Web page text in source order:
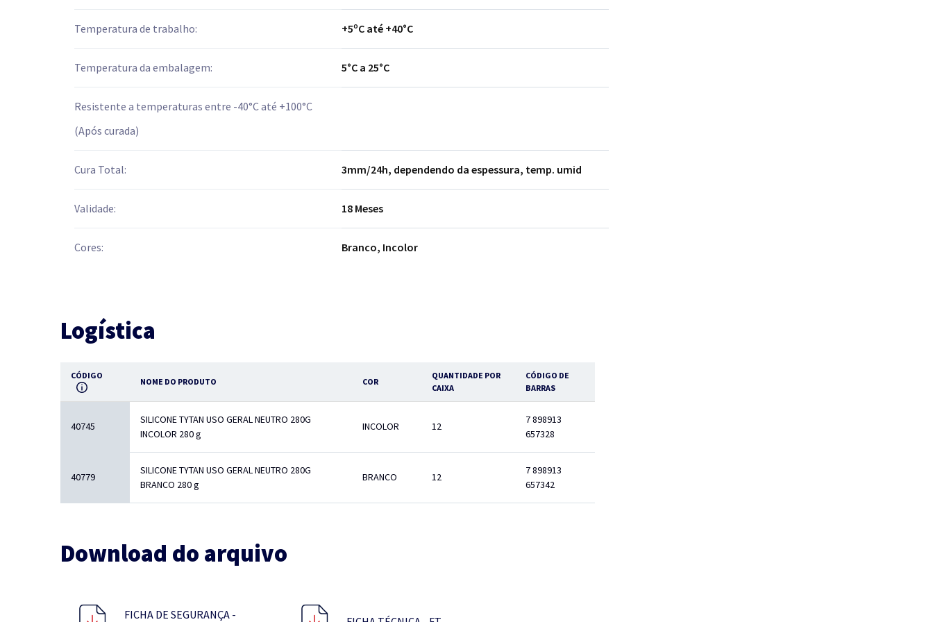
Temperatura de trabalho: +5ºC até +40°C
Temperatura da embalagem: 5°C a 25°C
Resistente a temperaturas entre -40°C até +100°C
(Após curada)
Cura Total: 3mm/24h, dependendo da espessura, temp. umid
Validade: 18 Meses
Cores: Branco, Incolor
Logística
CÓDIGO
NOME DO PRODUTO COR
QUANTIDADE POR
CAIXA
CÓDIGO DE
BARRAS
40745
SILICONE TYTAN USO GERAL NEUTRO 280G
INCOLOR 280 g
INCOLOR 12
7 898913
657328
40779
SILICONE TYTAN USO GERAL NEUTRO 280G
BRANCO 280 g
BRANCO 12
7 898913
657342
Download do arquivo
FICHA DE SEGURANÇA -